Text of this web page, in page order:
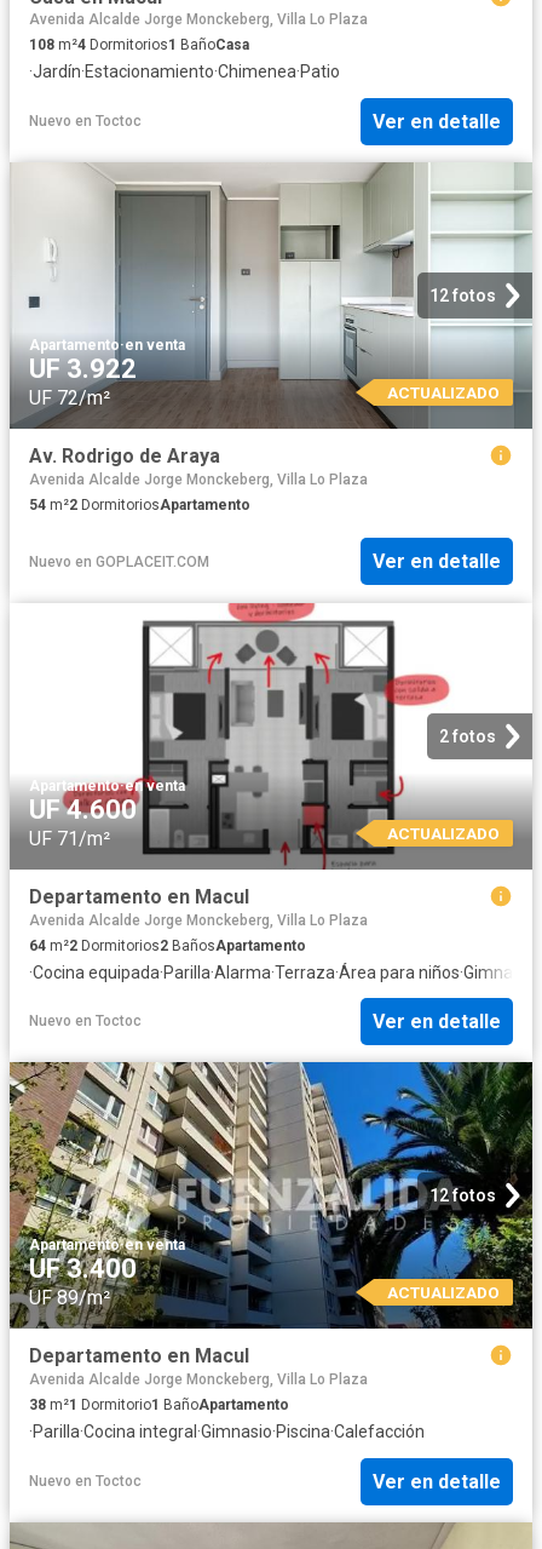
Avenida Alcalde Jorge Monckeberg, Villa Lo Plaza
108 m²4 Dormitorios1 BañoCasa
·Jardín·Estacionamiento·Chimenea·Patio
Nuevo en Toctoc Ver en detalle
12 fotos
Apartamento·en venta
UF 3.922
UF 72/m² ACTUALIZADO
Av. Rodrigo de Araya
Avenida Alcalde Jorge Monckeberg, Villa Lo Plaza
54 m²2 DormitoriosApartamento
Nuevo en GOPLACEIT.COM Ver en detalle
2 fotos
Apartamento·en venta
UF 4.600
UF 71/m² ACTUALIZADO
Departamento en Macul
Avenida Alcalde Jorge Monckeberg, Villa Lo Plaza
64 m²2 Dormitorios2 BañosApartamento
·Cocina equipada·Parilla·Alarma·Terraza·Área para niños·Gimnasio
Nuevo en Toctoc Ver en detalle
12 fotos
Apartamento·en venta
UF 3.400
UF 89/m² ACTUALIZADO
Departamento en Macul
Avenida Alcalde Jorge Monckeberg, Villa Lo Plaza
38 m²1 Dormitorio1 BañoApartamento
·Parilla·Cocina integral ·Gimnasio·Piscina·Calefacción
Nuevo en Toctoc Ver en detalle